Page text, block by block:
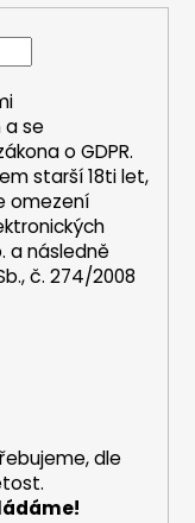
a se
oGDPR.
starší 18ti let,
omezení
a následně
č. 274/2008
dle